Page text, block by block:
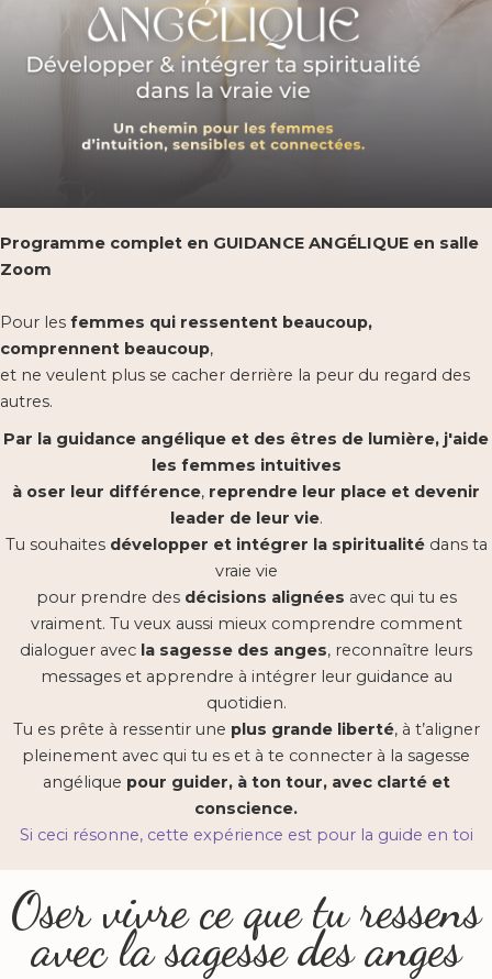
Programme complet en GUIDANCE ANGÉLIQUE en salle
Zoom
Pour les femmes qui ressentent beaucoup,
comprennent beaucoup,
et ne veulent plus se cacher derrière la peur du regard des
autres.
Par la guidance angélique et des êtres de lumière, j'aide
les femmes intuitives
à oser leur différence, reprendre leur place et devenir
leader de leur vie.
Tu souhaites développer et intégrer la spiritualitédans ta
vraie vie
pour prendre des décisions alignées avec qui tu es
vraiment. Tu veux aussi mieux comprendre comment
dialoguer avec la sagesse des anges, reconnaître leurs
messages et apprendre à intégrer leur guidance au
quotidien.
Tu es prête à ressentir une plus grande liberté, à t’aligner
pleinement avec qui tu es et à te connecter à la sagesse
angélique pour guider, à ton tour, avec clarté et
conscience.
Si ceci résonne, cette expérience est pour la guide en toi
Oser vivre ce que tu ressens
avec la sagesse des anges